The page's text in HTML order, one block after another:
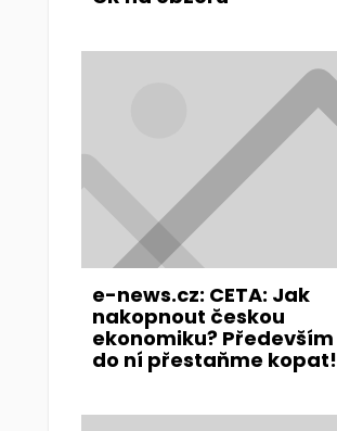
e-news.cz: CETA: Jak
nakopnout českou
ekonomiku? Především
do ní přestaňme kopat!